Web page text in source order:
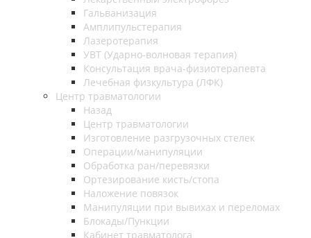
Гальванизация
Амплипульстерапия
Лазеротерапия
УВТ (Ударно-волновая терапия)
Консультация врача-физиотерапевта
Лечебная физкультура (ЛФК)
Центр травматологии
Назад
Центр травматологии
Изготовление разгрузочных стелек
Операции/манипуляции
Обработка ран/перевязки
Ортезирование кисть/стопа
Наложение повязок
Манипуляции при вывихах и переломах
Блокады/Пункции
Кабинет травматолога